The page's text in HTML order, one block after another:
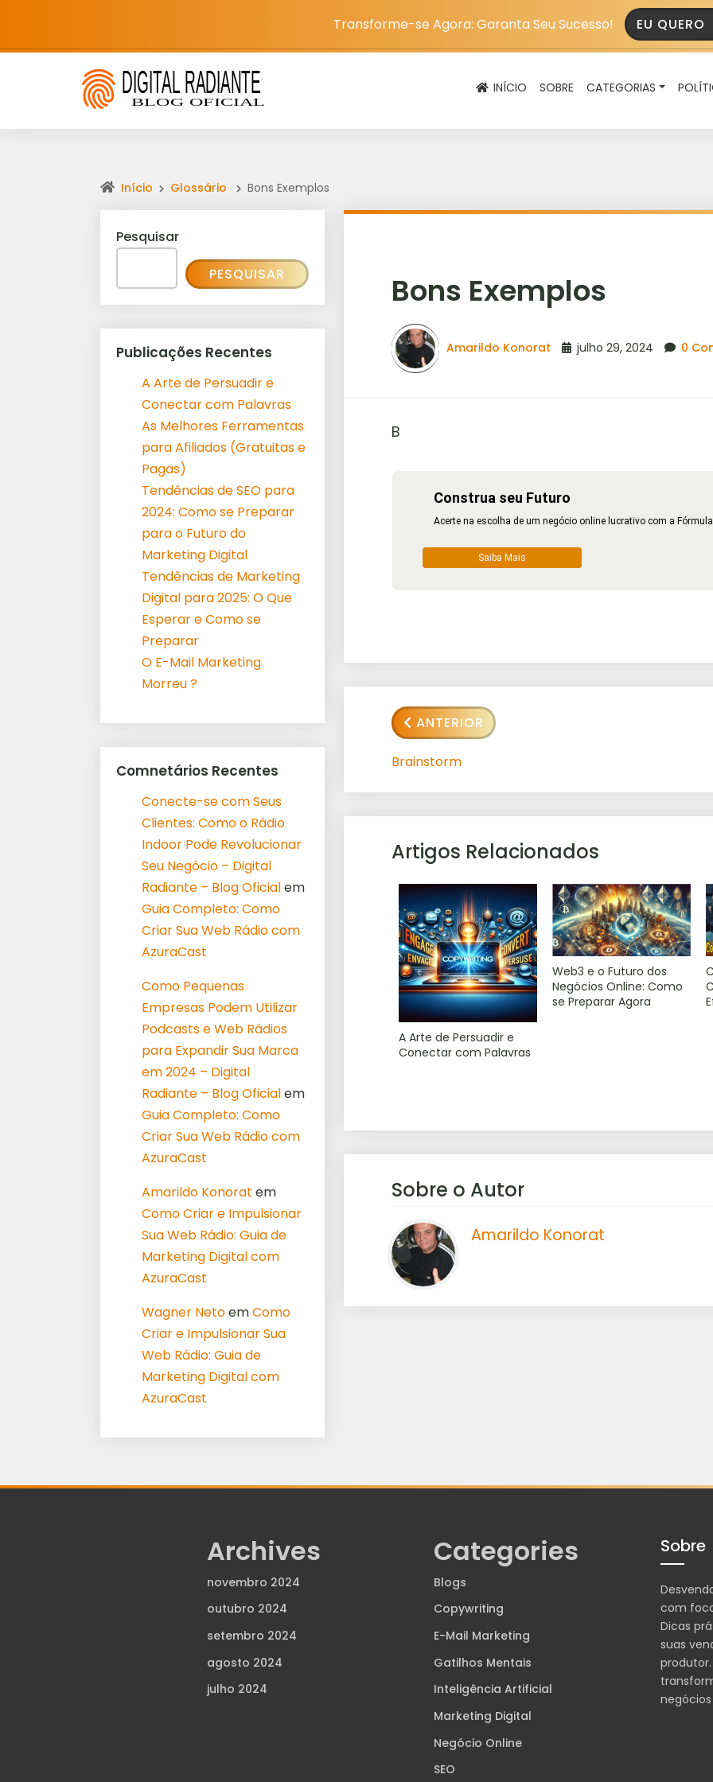
Transforme-se Agora: Garanta Seu Sucesso! EU QUERO
INÍCIO SOBRE CATEGORIAS
Início Glossário Bons Exemplos
Bons Exemplos
Amarildo Konorat julho 29, 2024 0
B
Construa seu Futuro
Acerte na escolha de um negócio online lucrativo com a
Saiba Mais
ANTERIOR
Brainstorm
Artigos Relacionados
A Arte de Persuadir e
Conectar com Palavras
Web3 e o Futuro dos
Negócios Online: Como
se Preparar Agora
Sobre o Autor
Amarildo Konorat
Pesquisar
PESQUISAR
Publicações Recentes
A Arte de Persuadir e
Conectar com Palavras
As Melhores Ferramentas
para Afiliados (Gratuitas e
Pagas)
Tendências de SEO para
2024: Como se Preparar
para o Futuro do
Marketing Digital
Tendências de Marketing
Digital para 2025: O Que
Esperar e Como se
Preparar
O E-Mail Marketing
Morreu ?
Comnetários Recentes
Conecte-se com Seus
Clientes: Como o Rádio
Indoor Pode Revolucionar
Seu Negócio – Digital
Radiante – Blog Oficialem
Guia Completo: Como
Criar Sua Web Rádio com
AzuraCast
Como Pequenas
Empresas Podem Utilizar
Podcasts e Web Rádios
para Expandir Sua Marca
em 2024 – Digital
Radiante – Blog Oficialem
Guia Completo: Como
Criar Sua Web Rádio com
AzuraCast
Amarildo Konorat em
Como Criar e Impulsionar
Sua Web Rádio: Guia de
Marketing Digital com
AzuraCast
Wagner NetoemComo
Criar e Impulsionar Sua
Web Rádio: Guia de
Marketing Digital com
AzuraCast
Archives
novembro 2024
outubro 2024
setembro 2024
agosto 2024
julho 2024
Categories
Blogs
Copywriting
E-Mail Marketing
Gatilhos Mentais
Inteligência Artificial
Marketing Digital
Negócio Online
SEO
Sobre
com
Dicas
suas